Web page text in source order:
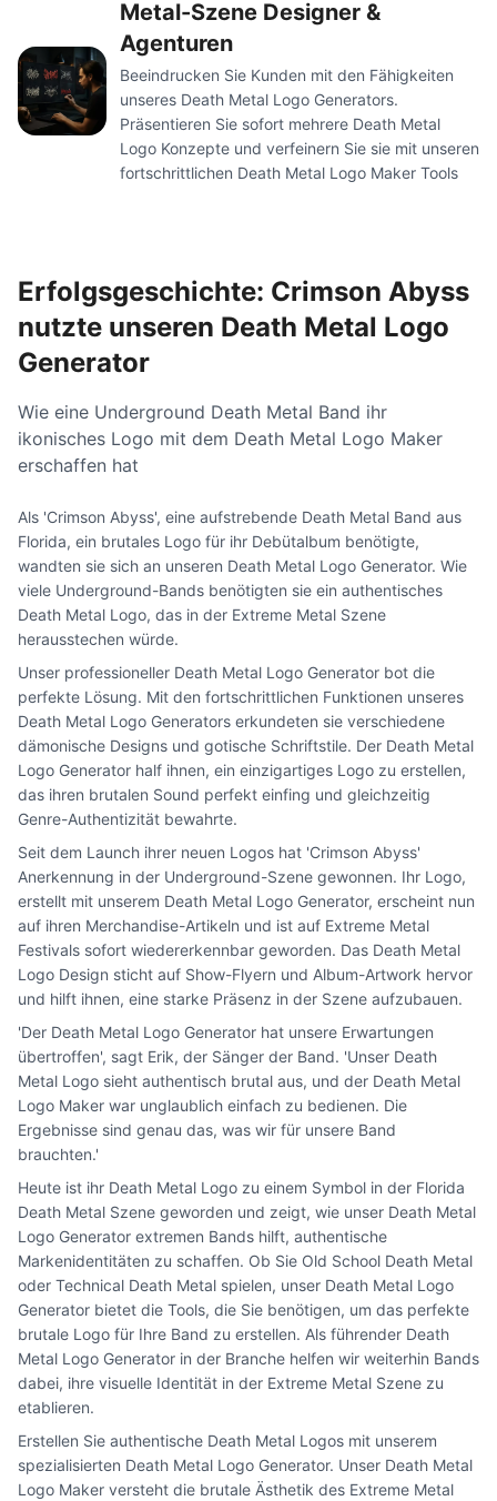
Metal-Szene Designer &
Agenturen
Beeindrucken Sie Kunden mit den Fähigkeiten
unseres Death Metal Logo Generators.
Präsentieren Sie sofort mehrere Death Metal
Logo Konzepte und verfeinern Sie sie mit unseren
fortschrittlichen Death Metal Logo Maker Tools
Erfolgsgeschichte: Crimson Abyss
nutzte unseren Death Metal Logo
Generator
Wie eine Underground Death Metal Band ihr
ikonisches Logo mit dem Death Metal Logo Maker
erschaffen hat
Als 'Crimson Abyss', eine aufstrebende Death Metal Band aus
Florida, ein brutales Logo für ihr Debütalbum benötigte,
wandten sie sich an unseren Death Metal Logo Generator. Wie
viele Underground-Bands benötigten sie ein authentisches
Death Metal Logo, das in der Extreme Metal Szene
herausstechen würde.
Unser professioneller Death Metal Logo Generator bot die
perfekte Lösung. Mit den fortschrittlichen Funktionen unseres
Death Metal Logo Generators erkundeten sie verschiedene
dämonische Designs und gotische Schriftstile. Der Death Metal
Logo Generator half ihnen, ein einzigartiges Logo zu erstellen,
das ihren brutalen Sound perfekt einfing und gleichzeitig
Genre-Authentizität bewahrte.
Seit dem Launch ihrer neuen Logos hat 'Crimson Abyss'
Anerkennung in der Underground-Szene gewonnen. Ihr Logo,
erstellt mit unserem Death Metal Logo Generator, erscheint nun
auf ihren Merchandise-Artikeln und ist auf Extreme Metal
Festivals sofort wiedererkennbar geworden. Das Death Metal
Logo Design sticht auf Show-Flyern und Album-Artwork hervor
und hilft ihnen, eine starke Präsenz in der Szene aufzubauen.
'Der Death Metal Logo Generator hat unsere Erwartungen
übertroffen', sagt Erik, der Sänger der Band. 'Unser Death
Metal Logo sieht authentisch brutal aus, und der Death Metal
Logo Maker war unglaublich einfach zu bedienen. Die
Ergebnisse sind genau das, was wir für unsere Band
brauchten.'
Heute ist ihr Death Metal Logo zu einem Symbol in der Florida
Death Metal Szene geworden und zeigt, wie unser Death Metal
Logo Generator extremen Bands hilft, authentische
Markenidentitäten zu schaffen. Ob Sie Old School Death Metal
oder Technical Death Metal spielen, unser Death Metal Logo
Generator bietet die Tools, die Sie benötigen, um das perfekte
brutale Logo für Ihre Band zu erstellen. Als führender Death
Metal Logo Generator in der Branche helfen wir weiterhin Bands
dabei, ihre visuelle Identität in der Extreme Metal Szene zu
etablieren.
Erstellen Sie authentische Death Metal Logos mit unserem
spezialisierten Death Metal Logo Generator. Unser Death Metal
Logo Maker versteht die brutale Ästhetik des Extreme Metal